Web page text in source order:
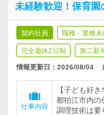
未経験歓迎！保育
契約社員 職種・業種未
完全週休2日制 第二新
情報更新日：2026/08/04
仕事内容
【子ども好
都狛江市内の
調理技術は要